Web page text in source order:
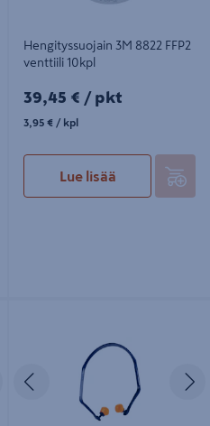
Hengityssuojain 3M 8822 FFP2
venttiili 10kpl
39,45€/pkt
39,45 € / pkt
3,95€/kpl
3,95 € / kpl
Lue lisää
SeuraavaEdellinen